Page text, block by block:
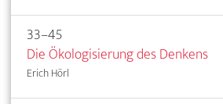
33–45
Die Ökologisierung des Denkens
Erich Hörl